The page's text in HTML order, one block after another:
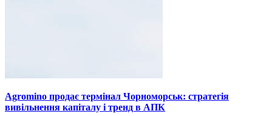
Agromino продає термінал Чорноморськ: стратегія
вивільнення капіталу і тренд в АПК